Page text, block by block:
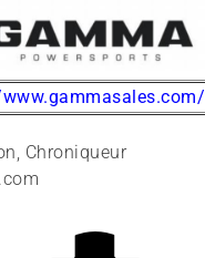
Chroniqueur